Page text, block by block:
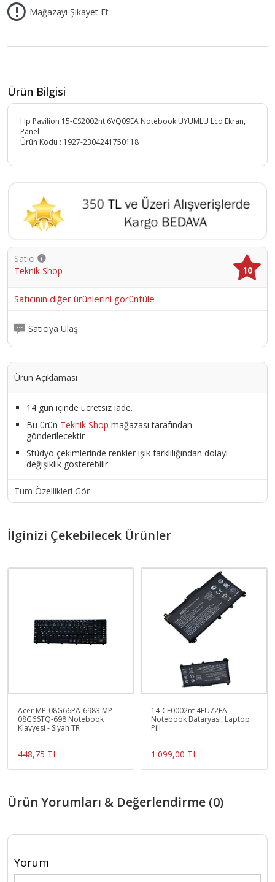
Mağazayı Şikayet Et
Ürün Bilgisi
Hp Pavilion 15-CS2002nt 6VQ09EA Notebook UYUMLU Lcd Ekran,
Panel
Ürün Kodu : 1927-2304241750118
Satıcı
Teknik Shop
10
Satıcının diğer ürünlerini görüntüle
Satıcıya Ulaş
Ürün Açıklaması
14 gün içinde ücretsiz iade.
Bu ürün Teknik Shop mağazası tarafından
gönderilecektir
Stüdyo çekimlerinde renkler ışık farklılığından dolayı
değişiklik gösterebilir.
Tüm Özellikleri Gör
İlginizi Çekebilecek Ürünler
Acer MP-08G66PA-6983 MP-
08G66TQ-698 Notebook
Klavyesi - Siyah TR
448,75 TL
14-CF0002nt 4EU72EA
Notebook Bataryası, Laptop
Pili
1.099,00 TL
Ürün Yorumları & Değerlendirme (0)
Yorum